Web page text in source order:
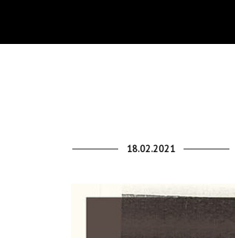
18.02.2021